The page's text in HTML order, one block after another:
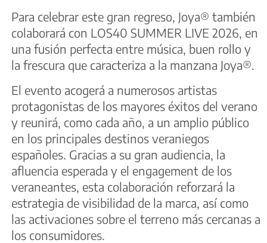
Para celebrar este gran regreso, Joya® también
colaborará con LOS40 SUMMER LIVE 2026, en
una fusión perfecta entre música, buen rollo y
la frescura que caracteriza a la manzana Joya®.
El evento acogerá a numerosos artistas
protagonistas de los mayores éxitos del verano
y reunirá, como cada año, a un amplio público
en los principales destinos veraniegos
españoles. Gracias a su gran audiencia, la
afluencia esperada y el engagement de los
veraneantes, esta colaboración reforzará la
estrategia de visibilidad de la marca, así como
las activaciones sobre el terreno más cercanas a
los consumidores.